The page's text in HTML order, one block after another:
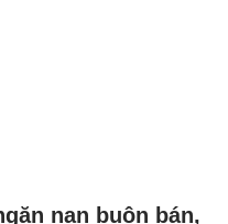
nạn buôn bán,